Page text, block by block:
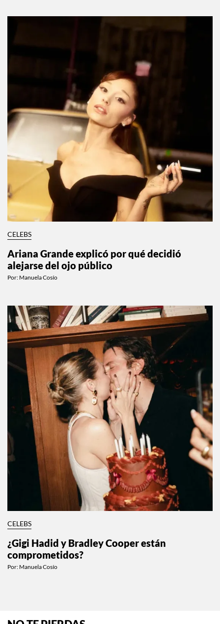
CELEBS
Ariana Grande explicó por qué decidió
alejarse del ojo público
Por: Manuela Cosío
CELEBS
¿Gigi Hadid y Bradley Cooper están
comprometidos?
Por: Manuela Cosío